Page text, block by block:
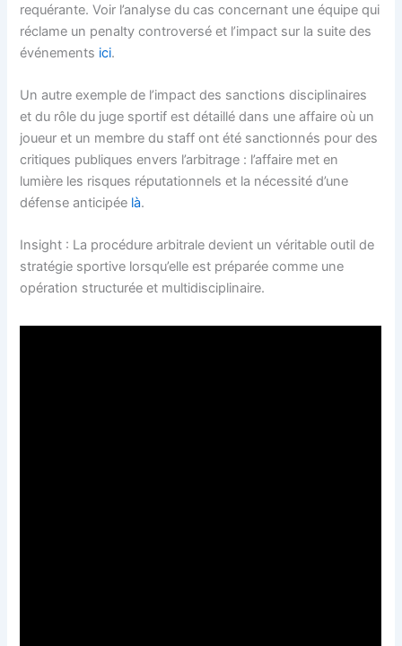
requérante. Voir l’analyse du cas concernant une équipe qui
réclame un penalty controversé et l’impact sur la suite des
événements ici.
Un autre exemple de l’impact des sanctions disciplinaires
et du rôle du juge sportif est détaillé dans une affaire où un
joueur et un membre du staff ont été sanctionnés pour des
critiques publiques envers l’arbitrage : l’affaire met en
lumière les risques réputationnels et la nécessité d’une
défense anticipée là.
Insight : La procédure arbitrale devient un véritable outil de
stratégie sportive lorsqu’elle est préparée comme une
opération structurée et multidisciplinaire.